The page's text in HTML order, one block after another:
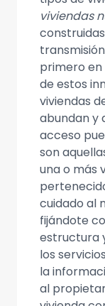
viviendas
primero en
de estos
viviendas
abundan y
acceso
son
una o más
cuidado al
fijándote
estructura
los
la
al